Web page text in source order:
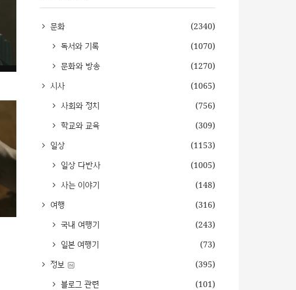
문화
(2340)
독서와 기록
(1070)
문화와 방송
(1270)
시사
(1065)
사회와 정치
(756)
학교와 교육
(309)
일상
(1153)
일상 다반사
(1005)
사는 이야기
(148)
여행
(316)
국내 여행기
(243)
일본 여행기
(73)
정보
(395)
블로그 관련
(101)